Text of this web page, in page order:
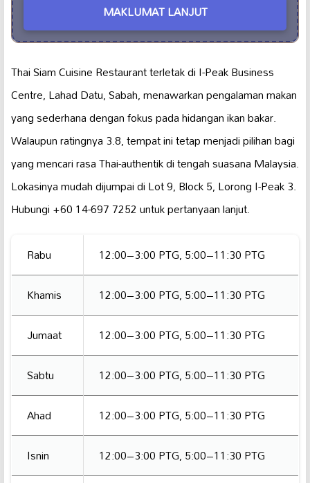
MAKLUMAT LANJUT
Thai Siam Cuisine Restaurant terletak di I-Peak Business
Centre, Lahad Datu, Sabah, menawarkan pengalaman makan
yang sederhana dengan fokus pada hidangan ikan bakar.
Walaupun ratingnya 3.8, tempat ini tetap menjadi pilihan bagi
yang mencari rasa Thai-authentik di tengah suasana Malaysia.
Lokasinya mudah dijumpai di Lot 9, Block 5, Lorong I-Peak 3.
Hubungi +60 14-697 7252 untuk pertanyaan lanjut.
Rabu
12:00–3:00 PTG, 5:00–11:30 PTG
Khamis
12:00–3:00 PTG, 5:00–11:30 PTG
Jumaat
12:00–3:00 PTG, 5:00–11:30 PTG
Sabtu
12:00–3:00 PTG, 5:00–11:30 PTG
Ahad
12:00–3:00 PTG, 5:00–11:30 PTG
Isnin
12:00–3:00 PTG, 5:00–11:30 PTG